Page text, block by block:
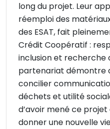
long du projet. Leur
réemploi des
des ESAT, fait
Crédit Coopératif :
inclusion et recherche
partenariat démontre
concilier
déchets et utilité
d’avoir mené ce
donner une nouvelle